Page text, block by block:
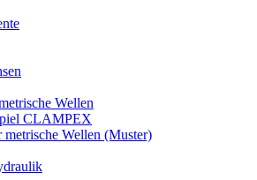
Wellen
CLAMPEX